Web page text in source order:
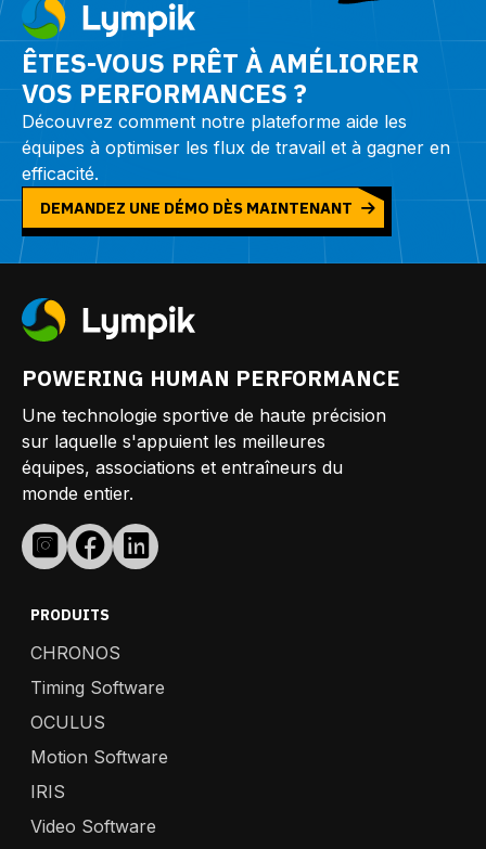
ÊTES-VOUS PRÊT À AMÉLIORER
VOS PERFORMANCES ?
Découvrez comment notre plateforme aide les
équipes à optimiser les flux de travail et à gagner en
efficacité.
DEMANDEZ UNE DÉMO DÈS MAINTENANT
POWERING HUMAN PERFORMANCE
Une technologie sportive de haute précision
sur laquelle s'appuient les meilleures
équipes, associations et entraîneurs du
monde entier.
PRODUITS
CHRONOS
Timing Software
OCULUS
Motion Software
IRIS
Video Software